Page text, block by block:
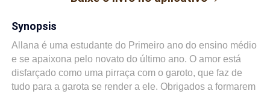
Synopsis
Allana é uma estudante do Primeiro ano do ensino médio
e se apaixona pelo novato do último ano. O amor está
disfarçado como uma pirraça com o garoto, que faz de
tudo para a garota se render a ele. Obrigados a formarem